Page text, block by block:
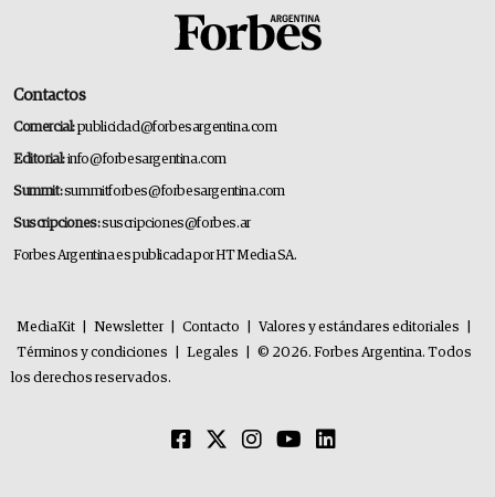
Contactos
Comercial:publicidad@forbesargentina.com
Editorial:info@forbesargentina.com
Summit:summitforbes@forbesargentina.com
Suscripciones:suscripciones@forbes.ar
Forbes Argentina es publicada por HT Media SA.
MediaKit Newsletter Contacto Valores y estándares editoriales
Términos y condiciones
Legales
© 2026. Forbes Argentina. Todos
los derechos reservados.